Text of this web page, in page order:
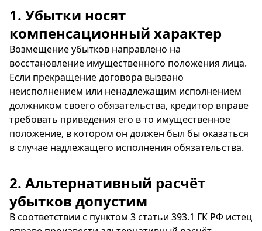
1. Убытки носят
компенсационный характер
Возмещение убытков направлено на
восстановление имущественного положения лица.
Если прекращение договора вызвано
неисполнением или ненадлежащим исполнением
должником своего обязательства, кредитор вправе
требовать приведения его в то имущественное
положение, в котором он должен был бы оказаться
в случае надлежащего исполнения обязательства.
2. Альтернативный расчёт
убытков допустим
В соответствии с пунктом 3 статьи 393.1 ГК РФ истец